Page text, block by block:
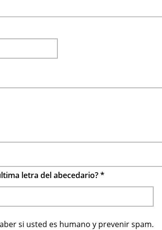
letra del abecedario?*
si usted es humano y prevenir spam.